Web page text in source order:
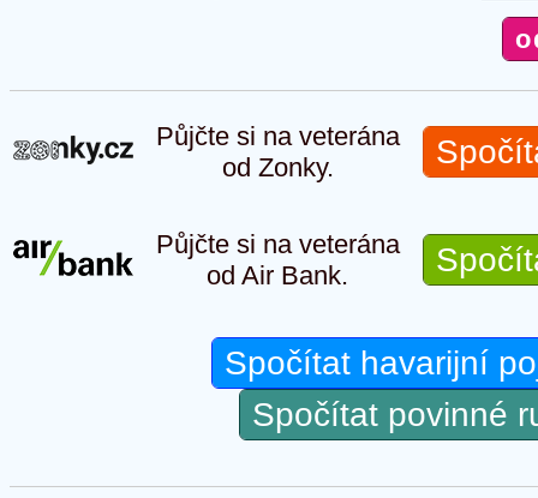
Půjčte si na veterána
od Zonky.
Půjčte si na veterána
od Air Bank.
Spočítat havarijní
Spočítat povinné